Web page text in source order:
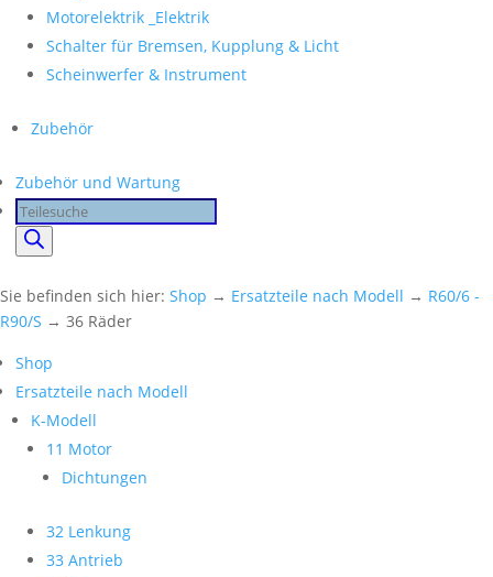
Motorelektrik _Elektrik
Schalter für Bremsen, Kupplung & Licht
Scheinwerfer & Instrument
Zubehör
Zubehör und Wartung
Products
search
Sie befinden sich hier: Shop → Ersatzteile nach Modell → R60/6 -
R90/S → 36 Räder
Shop
Ersatzteile nach Modell
K-Modell
11 Motor
Dichtungen
32 Lenkung
33 Antrieb